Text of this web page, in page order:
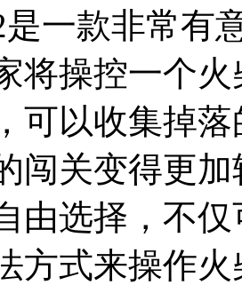
一款非常有
将操控一个
可以收集掉
闯关变得更
由选择，不
方式来操作